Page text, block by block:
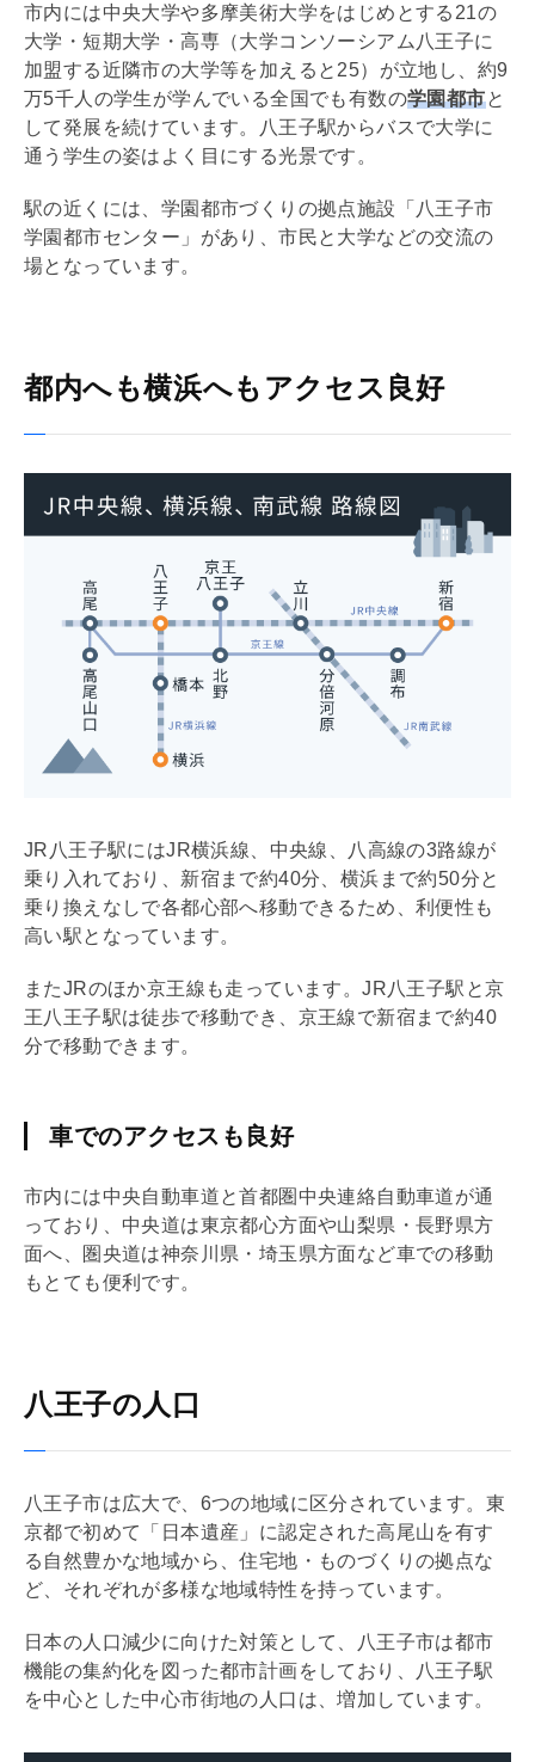
市内には中央大学や多摩美術大学をはじめとする21の
大学・短期大学・高専（大学コンソーシアム八王子に
加盟する近隣市の大学等を加えると25）が立地し、約9
万5千人の学生が学んでいる全国でも有数の学園都市と
して発展を続けています。八王子駅からバスで大学に
通う学生の姿はよく目にする光景です。
駅の近くには、学園都市づくりの拠点施設「八王子市
学園都市センター」があり、市民と大学などの交流の
場となっています。
都内へも横浜へもアクセス良好
JR八王子駅にはJR横浜線、中央線、八高線の3路線が
乗り入れており、新宿まで約40分、横浜まで約50分と
乗り換えなしで各都心部へ移動できるため、利便性も
高い駅となっています。
またJRのほか京王線も走っています。JR八王子駅と京
王八王子駅は徒歩で移動でき、京王線で新宿まで約40
分で移動できます。
車でのアクセスも良好
市内には中央自動車道と首都圏中央連絡自動車道が通
っており、中央道は東京都心方面や山梨県・長野県方
面へ、圏央道は神奈川県・埼玉県方面など車での移動
もとても便利です。
八王子の人口
八王子市は広大で、6つの地域に区分されています。東
京都で初めて「日本遺産」に認定された高尾山を有す
る自然豊かな地域から、住宅地・ものづくりの拠点な
ど、それぞれが多様な地域特性を持っています。
日本の人口減少に向けた対策として、八王子市は都市
機能の集約化を図った都市計画をしており、八王子駅
を中心とした中心市街地の人口は、増加しています。